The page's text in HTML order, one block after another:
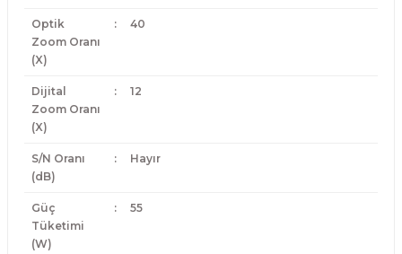
Optik
Zoom Oranı
(X)
: 40
Dijital
Zoom Oranı
(X)
: 12
S/N Oranı
(dB)
: Hayır
Güç
Tüketimi
(W)
: 55